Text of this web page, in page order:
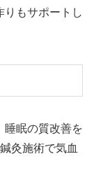
りもサポートし
睡眠の質改善を
灸施術で気血